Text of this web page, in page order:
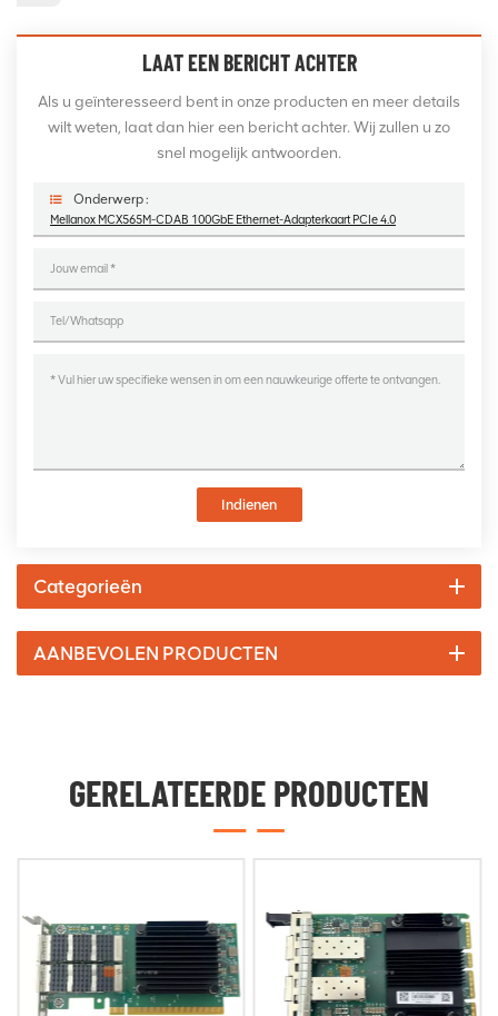
LAAT EEN BERICHT ACHTER
Als u geïnteresseerd bent in onze producten en meer details
wilt weten, laat dan hier een bericht achter. Wij zullen u zo
snel mogelijk antwoorden.
Onderwerp :
Mellanox MCX565M-CDAB 100GbE Ethernet-Adapterkaart PCIe 4.0
Indienen
Categorieën
AANBEVOLEN PRODUCTEN
GERELATEERDE PRODUCTEN